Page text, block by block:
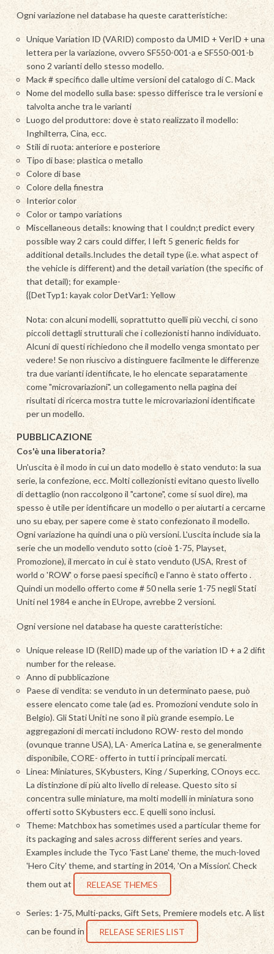
Ogni variazione nel database ha queste caratteristiche:
Unique Variation ID (VARID) composto da UMID + VerID + una
lettera per la variazione, ovvero SF550-001-a e SF550-001-b
sono 2 varianti dello stesso modello.
Mack # specifico dalle ultime versioni del catalogo di C. Mack
Nome del modello sulla base: spesso differisce tra le versioni e
talvolta anche tra le varianti
Luogo del produttore: dove è stato realizzato il modello:
Inghilterra, Cina, ecc.
Stili di ruota: anteriore e posteriore
Tipo di base: plastica o metallo
Colore di base
Colore della finestra
Interior color
Color or tampo variations
Miscellaneous details: knowing that I couldn;t predict every
possible way 2 cars could differ, I left 5 generic fields for
additional details.Includes the detail type (i.e. what aspect of
the vehicle is different) and the detail variation (the specific of
that detail); for example-
{{DetTyp1: kayak color DetVar1: Yellow
Nota: con alcuni modelli, soprattutto quelli più vecchi, ci sono
piccoli dettagli strutturali che i collezionisti hanno individuato.
Alcuni di questi richiedono che il modello venga smontato per
vedere! Se non riuscivo a distinguere facilmente le differenze
tra due varianti identificate, le ho elencate separatamente
come "microvariazioni". un collegamento nella pagina dei
risultati di ricerca mostra tutte le microvariazioni identificate
per un modello.
PUBBLICAZIONE
Cos'è una liberatoria?
Un'uscita è il modo in cui un dato modello è stato venduto: la sua
serie, la confezione, ecc. Molti collezionisti evitano questo livello
di dettaglio (non raccolgono il "cartone", come si suol dire), ma
spesso è utile per identificare un modello o per aiutarti a cercarne
uno su ebay, per sapere come è stato confezionato il modello.
Ogni variazione ha quindi una o più versioni. L'uscita include sia la
serie che un modello venduto sotto (cioè 1-75, Playset,
Promozione), il mercato in cui è stato venduto (USA, Rrest of
world o 'ROW' o forse paesi specifici) e l'anno è stato offerto .
Quindi un modello offerto come # 50 nella serie 1-75 negli Stati
Uniti nel 1984 e anche in EUrope, avrebbe 2 versioni.
Ogni versione nel database ha queste caratteristiche:
Unique release ID (RelID) made up of the variation ID + a 2 difit
number for the release.
Anno di pubblicazione
Paese di vendita: se venduto in un determinato paese, può
essere elencato come tale (ad es. Promozioni vendute solo in
Belgio). Gli Stati Uniti ne sono il più grande esempio. Le
aggregazioni di mercati includono ROW- resto del mondo
(ovunque tranne USA), LA- America Latina e, se generalmente
disponibile, CORE- offerto in tutti i principali mercati.
Linea: Miniatures, SKybusters, King / Superking, COnoys ecc.
La distinzione di più alto livello di release. Questo sito si
concentra sulle miniature, ma molti modelli in miniatura sono
offerti sotto SKybusters ecc. E quelli sono inclusi.
Theme: Matchbox has sometimes used a particular theme for
its packaging and sales across different series and years.
Examples include the Tyco 'Fast Lane' theme, the much-loved
'Hero City' theme, and starting in 2014, 'On a Mission'. Check
them out at
RELEASE THEMES
Series: 1-75, Multi-packs, Gift Sets, Premiere models etc. A list
can be found in
RELEASE SERIES LIST